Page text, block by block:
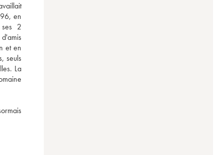
en
ses  2
et en
seuls
La